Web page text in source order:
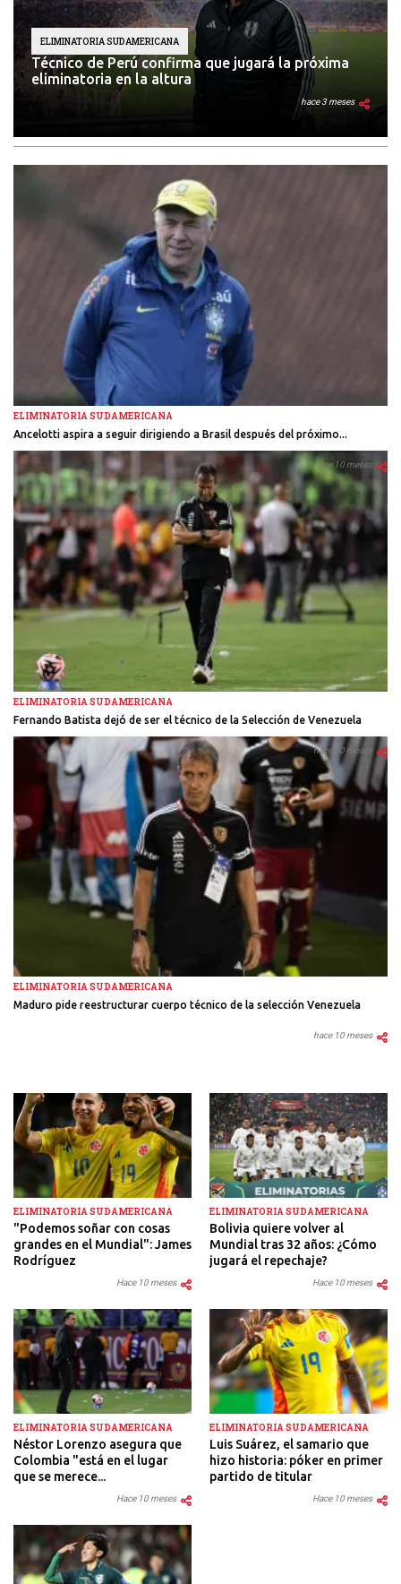
ELIMINATORIA SUDAMERICANA
Técnico de Perú confirma que jugará la próxima
eliminatoria en la altura
hace 3 meses
ELIMINATORIA SUDAMERICANA
Ancelotti aspira a seguir dirigiendo a Brasil después del próximo...
hace 10 meses
ELIMINATORIA SUDAMERICANA
Fernando Batista dejó de ser el técnico de la Selección de Venezuela
hace 10 meses
ELIMINATORIA SUDAMERICANA
Maduro pide reestructurar cuerpo técnico de la selección Venezuela
hace 10 meses
ELIMINATORIA SUDAMERICANA
"Podemos soñar con cosas
grandes en el Mundial": James
Rodríguez
Hace 10 meses
ELIMINATORIA SUDAMERICANA
Bolivia quiere volver al
Mundial tras 32 años: ¿Cómo
jugará el repechaje?
Hace 10 meses
ELIMINATORIA SUDAMERICANA
Néstor Lorenzo asegura que
Colombia "está en el lugar
que se merece...
Hace 10 meses
ELIMINATORIA SUDAMERICANA
Luis Suárez, el samario que
hizo historia: póker en primer
partido de titular
Hace 10 meses